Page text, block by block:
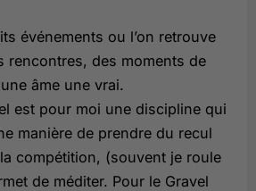
événements ou l’on retrouve
rencontres, des moments de
âme une vrai.
est pour moi une discipline qui
manière de prendre du recul
compétition, (souvent je roule
de méditer. Pour le Gravel